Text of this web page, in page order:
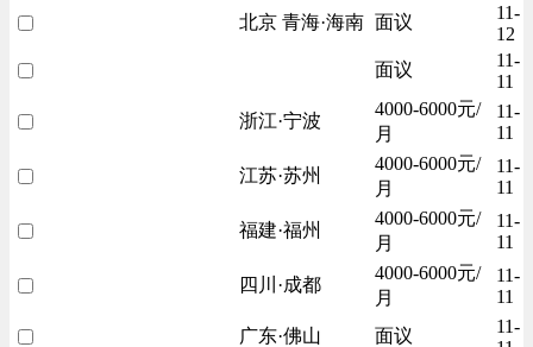
北京 青海·海南 面议
11-
12
面议
11-
11
浙江·宁波
4000-6000元/
月
11-
11
江苏·苏州
4000-6000元/
月
11-
11
福建·福州
4000-6000元/
月
11-
11
四川·成都
4000-6000元/
月
11-
11
广东·佛山
面议
11-